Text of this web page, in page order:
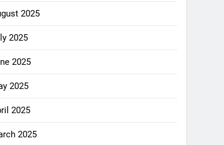
2025
2025
2025
2025
2025
2025